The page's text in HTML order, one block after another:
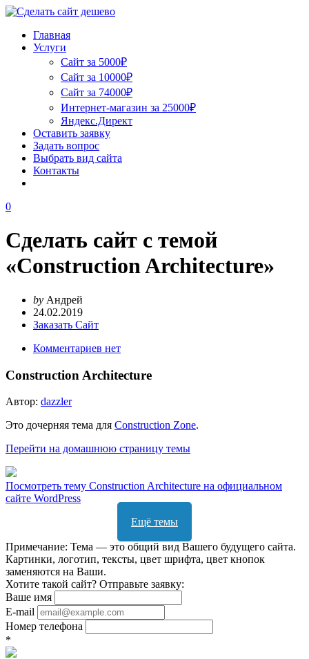
Главная
Услуги
Сайт за 5000₽
Сайт за 10000₽
Сайт за 74000₽
Интернет-магазин за 25000₽
Яндекс.Директ
Оставить заявку
Задать вопрос
Выбрать вид сайта
Контакты
0
Сделать сайт с темой
«Construction Architecture»
by Андрей
24.02.2019
Заказать Сайт
Комментариев нет
Construction Architecture
Автор: dazzler
Это дочерняя тема для Construction Zone.
Перейти на домашнюю страницу темы
Посмотреть тему Construction Architecture на официальном
сайте WordPress
Ещё темы
Примечание: Тема — это общий вид Вашего будущего сайта.
Картинки, логотип, тексты, цвет шрифта, цвет кнопок
заменяются на Ваши.
Хотите такой сайт? Отправьте заявку:
Ваше имя
E-mail
Номер телефона
*